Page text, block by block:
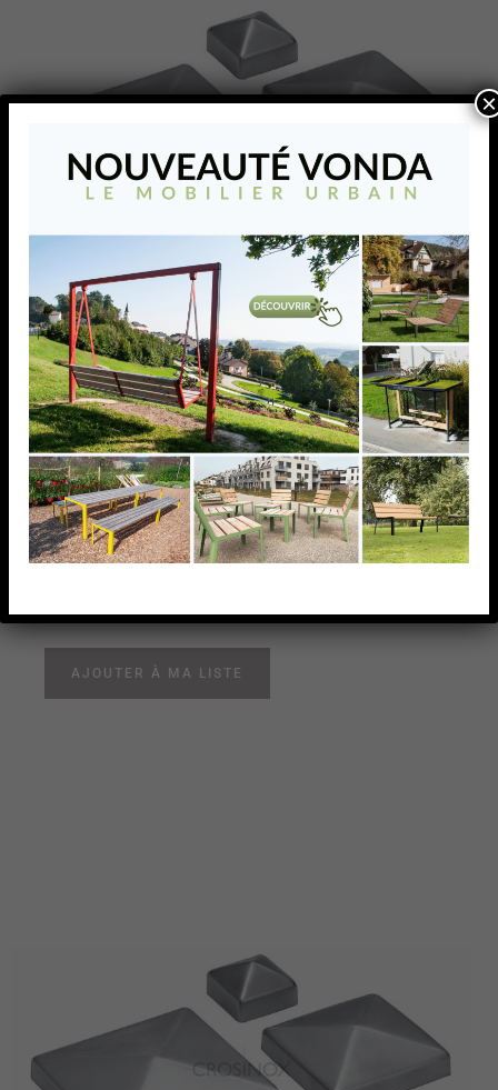
EMBOUT PYRAMIDE
POUR 70 X 70 MM,AISI316
BROSSE
EMBOUT PYRAMIDE POUR 70 X 70 MM,AISI316
AJOUTER À MA LISTE
×